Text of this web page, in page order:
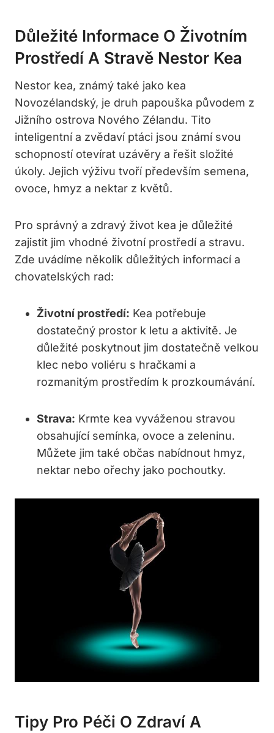
Důležité Informace O Životním
Prostředí A Stravě Nestor Kea
Nestor kea, známý také jako kea
Novozélandský, je druh papouška původem z
Jižního ostrova Nového Zélandu. Tito
inteligentní a zvědaví ptáci jsou známí svou
schopností otevírat uzávěry a řešit složité
úkoly. Jejich výživu tvoří především semena,
ovoce, hmyz a nektar z květů.
Pro správný a zdravý život kea je důležité
zajistit jim vhodné životní prostředí a stravu.
Zde uvádíme několik důležitých informací a
chovatelských rad:
Životní prostředí: Kea potřebuje
dostatečný prostor k letu a aktivitě. Je
důležité poskytnout jim dostatečně velkou
klec nebo voliéru s hračkami a
rozmanitým prostředím k prozkoumávání.
Strava: Krmte kea vyváženou stravou
obsahující semínka, ovoce a zeleninu.
Můžete jim také občas nabídnout hmyz,
nektar nebo ořechy jako pochoutky.
Tipy Pro Péči O Zdraví A